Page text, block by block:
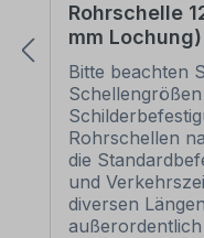
Rohrschelle
mm
Bitte beachten
Rohrschellen
die
und
diversen